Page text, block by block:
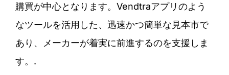
購買が中心となります。Vendtraアプリのよう
なツールを活用した、迅速かつ簡単な見本市で
あり、メーカーが着実に前進するのを支援しま
す。.